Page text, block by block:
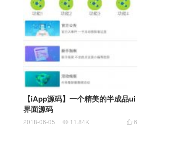
【iApp源码】一个精美的半成品ui
界面源码
 6
2018-06-05  11.84K